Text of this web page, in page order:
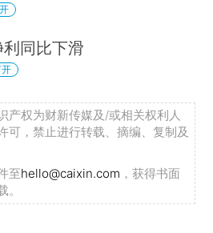
同比下滑
产权为财新传媒及/或相关权利人
可，禁止进行转载、摘编、复制及
至hello@caixin.com ，获得书面